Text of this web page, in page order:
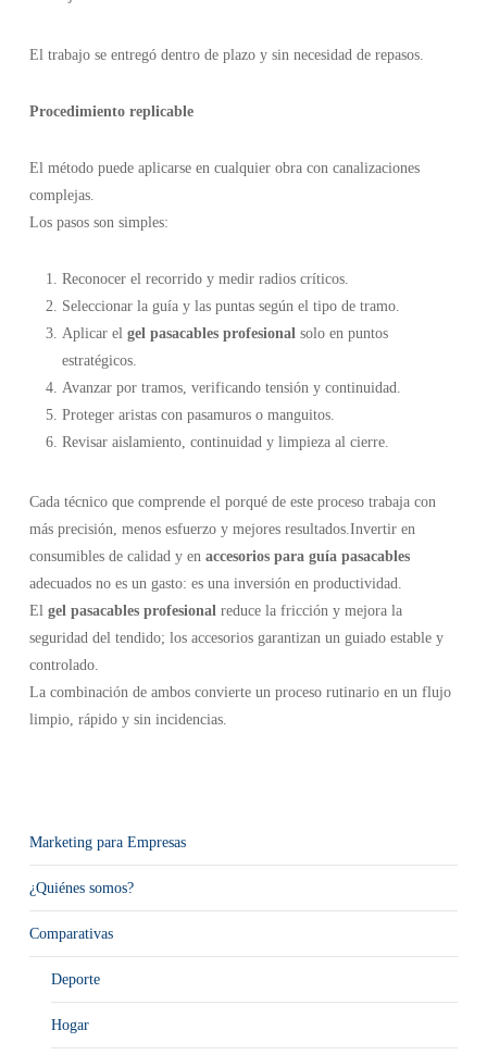
El trabajo se entregó dentro de plazo y sin necesidad de repasos.
Procedimiento replicable
El método puede aplicarse en cualquier obra con canalizaciones
complejas.
Los pasos son simples:
Reconocer el recorrido y medir radios críticos.
Seleccionar la guía y las puntas según el tipo de tramo.
Aplicar el gel pasacables profesionalsolo en puntos
estratégicos.
Avanzar por tramos, verificando tensión y continuidad.
Proteger aristas con pasamuros o manguitos.
Revisar aislamiento, continuidad y limpieza al cierre.
Cada técnico que comprende el porqué de este proceso trabaja con
más precisión, menos esfuerzo y mejores resultados.Invertir en
consumibles de calidad y en accesorios para guía pasacables
adecuados no es un gasto: es una inversión en productividad.
El gel pasacables profesionalreduce la fricción y mejora la
seguridad del tendido; los accesorios garantizan un guiado estable y
controlado.
La combinación de ambos convierte un proceso rutinario en un flujo
limpio, rápido y sin incidencias.
Marketing para Empresas
¿Quiénes somos?
Comparativas
Deporte
Hogar